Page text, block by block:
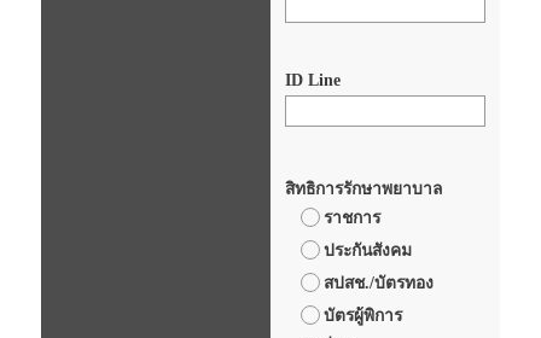
ID Line
สิทธิการรักษาพยาบาล
ราชการ
ประกันสังคม
สปสช./บัตรทอง
บัตรผู้พิการ